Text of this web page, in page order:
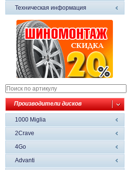
Техническая информация
Производители дисков
1000 Miglia
2Crave
4Go
Advanti